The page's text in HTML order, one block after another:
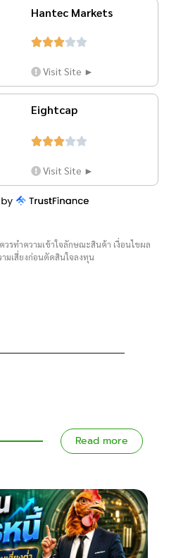
Hantec Markets

Visit Site ►
Eightcap

Visit Site ►
รทำความเข้าใจลักษณะสินค้า เงื่อนไขผล
มเสี่ยงก่อนตัดสินใจลงทุน
Read more